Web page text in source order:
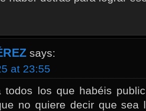
says:
at 23:55
todos los que habéis
no quiere decir que sea